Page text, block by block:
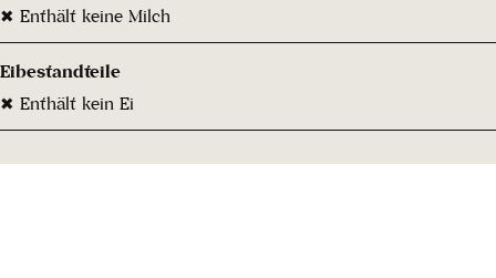
✖ Enthält keine Milch
Eibestandteile
✖ Enthält kein Ei